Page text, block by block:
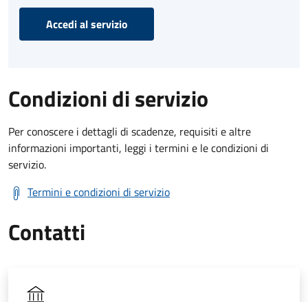
Accedi al servizio
Condizioni di servizio
Per conoscere i dettagli di scadenze, requisiti e altre
informazioni importanti, leggi i termini e le condizioni di
servizio.
Termini e condizioni di servizio
Contatti